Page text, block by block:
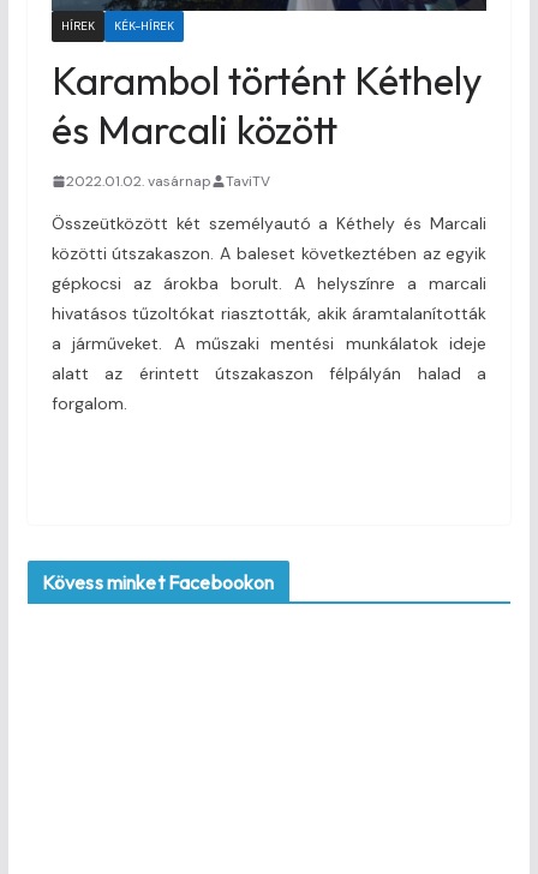
HÍREK KÉK-HÍREK
Karambol történt Kéthely
és Marcali között
2022.01.02. vasárnap TaviTV
Összeütközött két személyautó a Kéthely és Marcali
közötti útszakaszon. A baleset következtében az egyik
gépkocsi az árokba borult. A helyszínre a marcali
hivatásos tűzoltókat riasztották, akik áramtalanították
a járműveket. A műszaki mentési munkálatok ideje
alatt az érintett útszakaszon félpályán halad a
forgalom.
Kövess minket Facebookon